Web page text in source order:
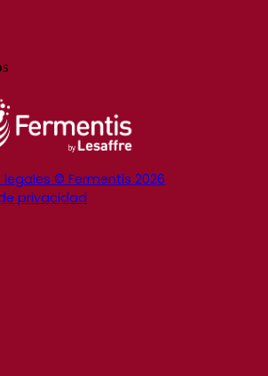
legales © Fermentis 2026
privacidad